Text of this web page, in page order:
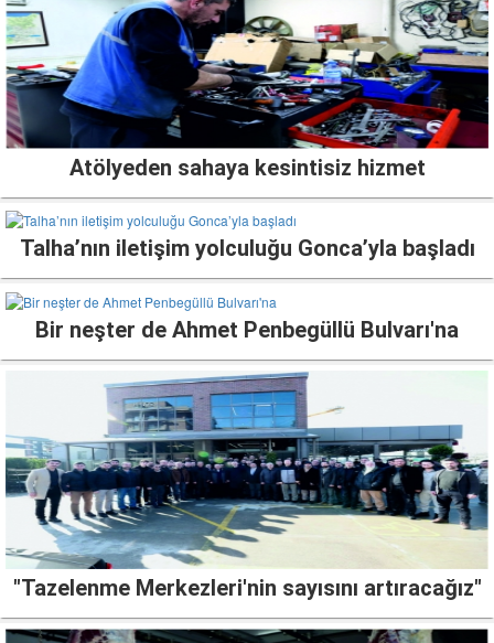
Atölyeden sahaya kesintisiz hizmet
Talha’nın iletişim yolculuğu Gonca’yla başladı
Bir neşter de Ahmet Penbegüllü Bulvarı'na
"Tazelenme Merkezleri'nin sayısını artıracağız"